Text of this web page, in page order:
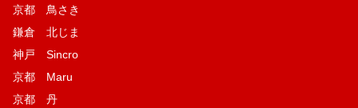
京都 鳥さき
鎌倉 北じま
神戸 Sincro
京都 Maru
京都 丹